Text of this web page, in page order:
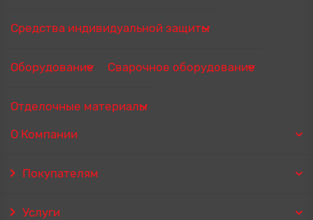
Средства индивидуальной защиты
Оборудование Сварочное оборудование
Отделочные материалы
О Компании
Покупателям
Услуги